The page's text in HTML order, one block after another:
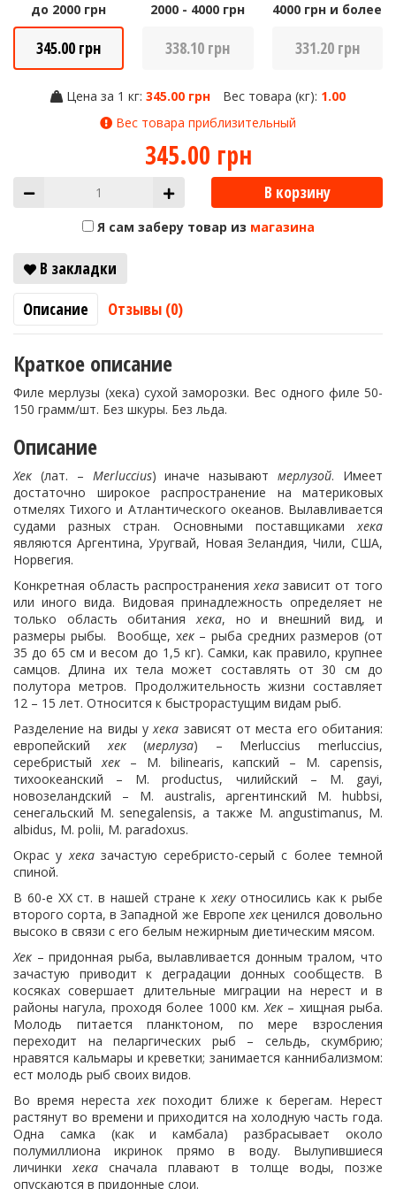
до 2000 грн
345.00 грн
2000 - 4000 грн
338.10 грн
4000 грн и более
331.20 грн
Цена за 1 кг: 345.00 грн Вес товара (кг): 1.00
Вес товара приблизительный
345.00 грн
В корзину
Я сам заберу товар из магазина
В закладки
Описание
Отзывы (0)
Краткое описание
Филе мерлузы (хека) сухой заморозки. Вес одного филе 50-
150 грамм/шт. Без шкуры. Без льда.
Описание
Хек (лат. – Merluccius) иначе называютмерлузой. Имеет
достаточно широкое распространение на материковых
отмелях Тихого и Атлантического океанов. Вылавливается
судами разных стран. Основными поставщикамихека
являются Аргентина, Уругвай, Новая Зеландия, Чили, США,
Норвегия.
Конкретная область распространенияхеказависит от того
или иного вида. Видовая принадлежность определяет не
только область обитанияхека, но и внешний вид, и
размеры рыбы. Вообще, хек– рыба средних размеров (от
35 до 65 см и весом до 1,5 кг). Самки, как правило, крупнее
самцов. Длина их тела может составлять от 30 см до
полутора метров. Продолжительность жизни составляет
12 – 15 лет. Относится к быстрорастущим видам рыб.
Разделение на виды ухека зависят от места его обитания:
европейскийхек(мерлуза) – Merluccius merluccius,
серебристыйхек– M. bilinearis, капский – M. capensis,
тихоокеанский – M. productus, чилийский – M. gayi,
новозеландский – M. australis, аргентинский M. hubbsi,
сенегальский M. senegalensis, а также M. angustimanus, M.
albidus, M. polii, M. paradoxus.
Окрас ухеказачастую серебристо-серый с более темной
спиной.
В 60-е ХХ ст. в нашей стране кхекуотносились как к рыбе
второго сорта, в Западной же Европехекценился довольно
высоко в связи с его белым нежирным диетическим мясом.
Хек – придонная рыба, вылавливается донным тралом, что
зачастую приводит к деградации донных сообществ. В
косяках совершает длительные миграции на нерест и в
районы нагула, проходя более 1000 км.Хек– хищная рыба.
Молодь питается планктоном, по мере взросления
переходит на пеларгических рыб – сельдь, скумбрию;
нравятся кальмары и креветки; занимается каннибализмом:
ест молодь рыб своих видов.
Во время нерестахек походит ближе к берегам. Нерест
растянут во времени и приходится на холодную часть года.
Одна самка (как и камбала) разбрасывает около
полумиллиона икринок прямо в воду. Вылупившиеся
личинкихека сначала плавают в толще воды, позже
опускаются в придонные слои.